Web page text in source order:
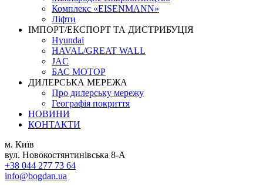
Комплекс «EISENMANN»
Ліфти
ІМПОРТ/ЕКСПОРТ ТА ДИСТРИБУЦІЯ
Hyundai
HAVAL/GREAT WALL
JAC
БАС МОТОР
ДИЛЕРСЬКА МЕРЕЖА
Про дилерську мережу
Географія покриття
НОВИНИ
КОНТАКТИ
м. Київ
вул. Новокостянтинівська 8-А
+38 044 277 73 64
info@bogdan.ua